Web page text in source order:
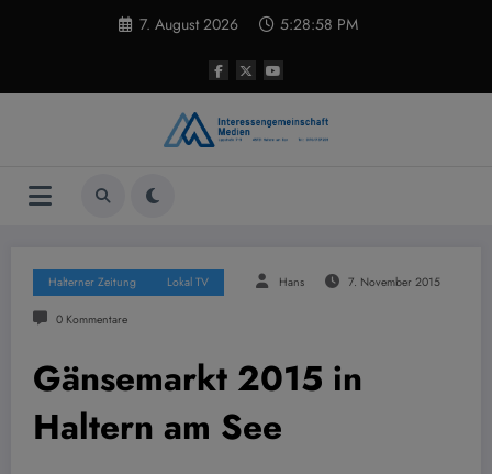
7. August 2026 5:28:59 PM
Halterner Zeitung Lokal TV Hans 7. November 2015
0 Kommentare
Gänsemarkt 2015 in
Haltern am See